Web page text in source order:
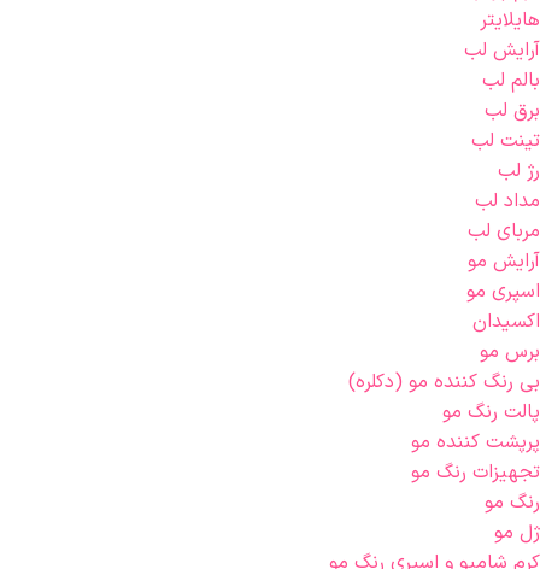
هایلایتر
آرایش لب
بالم لب
برق لب
تینت لب
رژ لب
مداد لب
مربای لب
آرایش مو
اسپری مو
اکسیدان
برس مو
بی رنگ کننده مو (دکلره)
پالت رنگ مو
پرپشت کننده مو
تجهیزات رنگ مو
رنگ مو
ژل مو
کرم شامپو و اسپری رنگ مو